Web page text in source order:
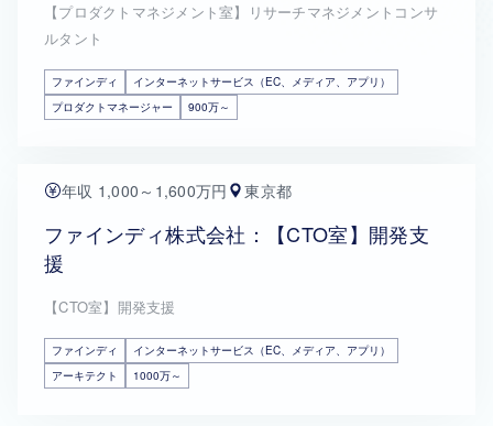
【プロダクトマネジメント室】リサーチマネジメントコンサ
ルタント
ファインディ
インターネットサービス（EC、メディア、アプリ）
プロダクトマネージャー
900万～
年収 1,000～1,600万円 東京都
ファインディ株式会社：【CTO室】開発支
援
【CTO室】開発支援
ファインディ
インターネットサービス（EC、メディア、アプリ）
アーキテクト
1000万～